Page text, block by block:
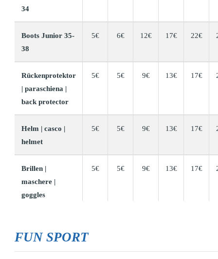
34
Boots Junior 35-
38
5€ 6€ 12€ 17€ 22€
Rückenprotektor
| paraschiena |
back protector
5€ 5€ 9€ 13€ 17€
Helm | casco |
helmet
5€ 5€ 9€ 13€ 17€
Brillen |
maschere |
goggles
5€ 5€ 9€ 13€ 17€
FUN SPORT